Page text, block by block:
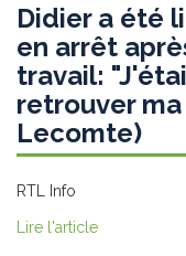
Didier a été
en arrêt
travail:
retrouver
Lecomte)
RTL Info
Lire l'article